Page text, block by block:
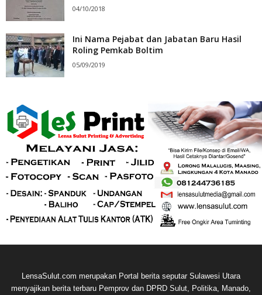
04/10/2018
Ini Nama Pejabat dan Jabatan Baru Hasil
Roling Pemkab Boltim
05/09/2019
LensaSulut.com merupakan Portal berita seputar Sulawesi Utara
menyajikan berita terbaru Pemprov dan DPRD Sulut, Politika, Manado,